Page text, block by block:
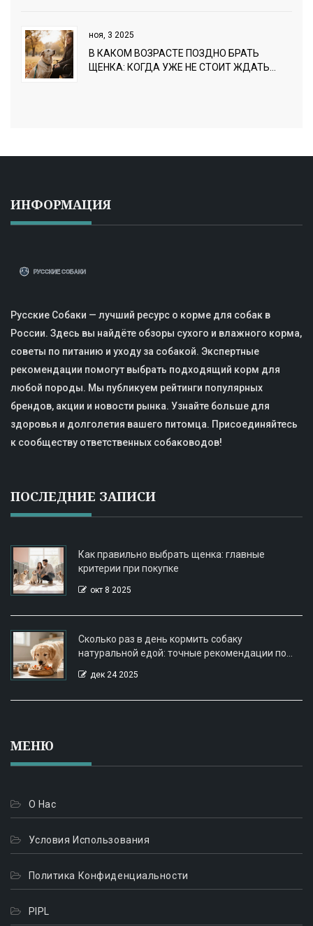
ноя, 3 2025
В КАКОМ ВОЗРАСТЕ ПОЗДНО БРАТЬ
ЩЕНКА: КОГДА УЖЕ НЕ СТОИТ ЖДАТЬ
ИНФОРМАЦИЯ
Русские Собаки — лучший ресурс о корме для собак в
России. Здесь вы найдёте обзоры сухого и влажного корма,
советы по питанию и уходу за собакой. Экспертные
рекомендации помогут выбрать подходящий корм для
любой породы. Мы публикуем рейтинги популярных
брендов, акции и новости рынка. Узнайте больше для
здоровья и долголетия вашего питомца. Присоединяйтесь
к сообществу ответственных собаководов!
ПОСЛЕДНИЕ ЗАПИСИ
Как правильно выбрать щенка: главные
критерии при покупке
окт 8 2025
Сколько раз в день кормить собаку
натуральной едой: точные рекомендации по
дек 24 2025
МЕНЮ
О Нас
Условия Использования
Политика Конфиденциальности
PIPL